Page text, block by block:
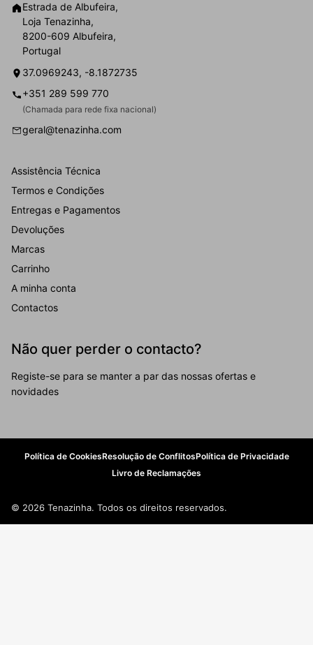
Estrada de Albufeira,
Loja Tenazinha,
8200-609 Albufeira,
Portugal
37.0969243, -8.1872735
+351 289 599 770
(Chamada para rede fixa nacional)
geral@tenazinha.com
Assistência Técnica
Termos e Condições
Entregas e Pagamentos
Devoluções
Marcas
Carrinho
A minha conta
Contactos
Não quer perder o contacto?
Registe-se para se manter a par das nossas ofertas e
novidades
Política de CookiesResolução de ConflitosPolítica de Privacidade
Livro de Reclamações
© 2026 Tenazinha. Todos os direitos reservados.